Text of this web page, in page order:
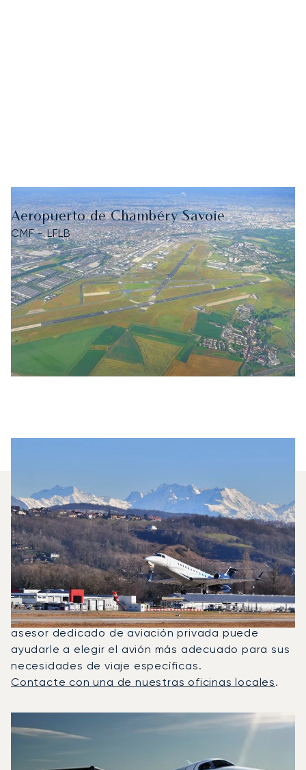
Aeropuerto de Chambéry Savoie
CMF - LFLB
¿Qué Jets Privados Se
Alquilan Con Más Frecuencia
Entre París Y Chambéry?
En 2025, el Phenom 100, el Beechjet 400A y el
Citation Latitude fueron los jets privados más
utilizados para vuelos entre Chambery y París. Un
asesor dedicado de aviación privada puede
ayudarle a elegir el avión más adecuado para sus
necesidades de viaje específicas.
Contacte con una de nuestras oficinas locales.
Modelo de aeronave
Asientos
Velocidad (km/h)